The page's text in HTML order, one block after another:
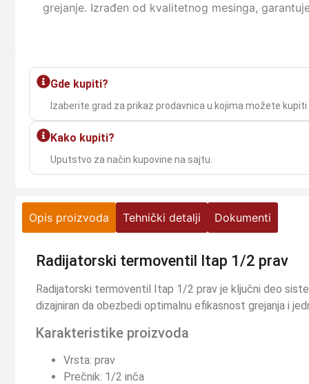
grejanje. Izrađen od kvalitetnog mesinga,
Gde kupiti?
Izaberite grad za prikaz prodavnica u kojima možete kupiti
Kako kupiti?
Uputstvo za način kupovine na sajtu.
Opis proizvoda Tehnički detalji Dokumenti
Radijatorski termoventil Itap 1/2 prav
Radijatorski termoventil Itap 1/2 prav je ključni deo
dizajniran da obezbedi optimalnu efikasnost grejanja i
Karakteristike proizvoda
Vrsta: prav
Prečnik: 1/2 inča